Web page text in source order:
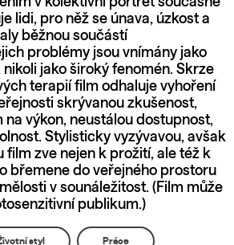
lidi, pro něž se únava, úzkost a
běžnou součástí
problémy jsou vnímány jako
jako široký fenomén. Skrze
terapií film odhaluje vyhoření
skrývanou zkušenost,
na výkon, neustálou dostupnost,
Stylisticky vyzývavou, avšak
film zve nejen k prožití, ale též k
břemene do veřejného prostoru
v sounáležitost. (Film může
publikum.)
styl Práce